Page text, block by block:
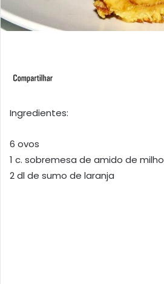
Ingredientes:
6 ovos
1 c. sobremesa de amido de milho
2 dl de sumo de laranja